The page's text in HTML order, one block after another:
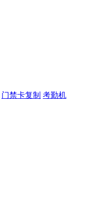
门禁卡复制 考勤机